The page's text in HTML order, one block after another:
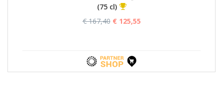
(75 cl)
€ 167,40 € 125,55